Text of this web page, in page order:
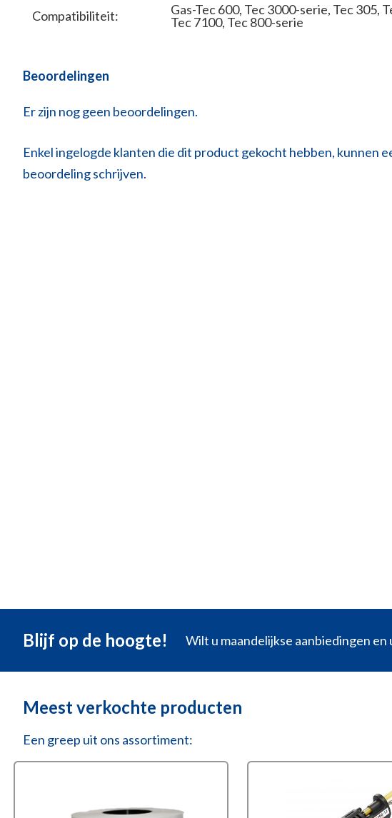
Compatibiliteit: Gas-Tec 600, Tec 3000-serie, Tec 305,
Tec 7100, Tec 800-serie
Beoordelingen
Er zijn nog geen beoordelingen.
Enkel ingelogde klanten die dit product gekocht hebben, kunnen
beoordeling schrijven.
Blijf op de hoogte! Wilt u maandelijkse aanbiedingen
Meest verkochte producten
Een greep uit ons assortiment: